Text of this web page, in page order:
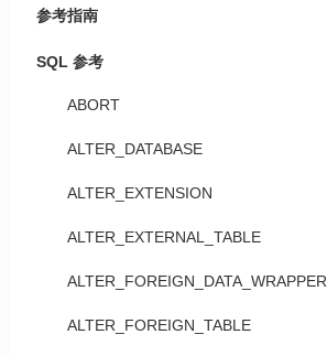
参考指南
SQL 参考
ABORT
ALTER_DATABASE
ALTER_EXTENSION
ALTER_EXTERNAL_TABLE
ALTER_FOREIGN_DATA_WRAPPER
ALTER_FOREIGN_TABLE